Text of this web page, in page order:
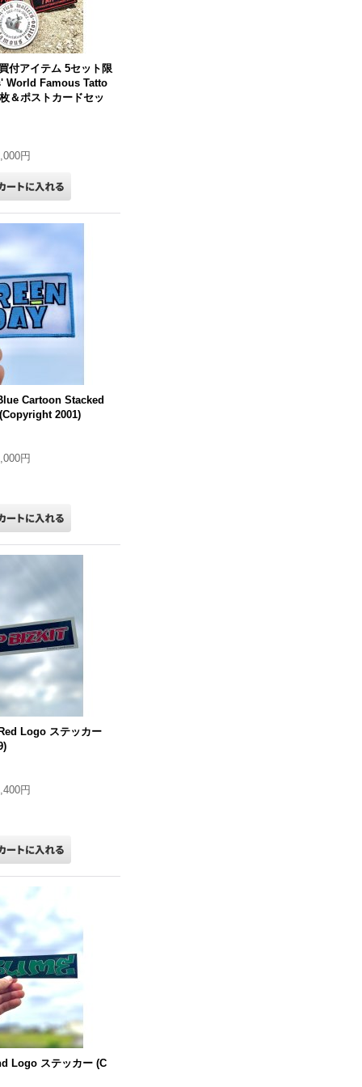
付アイテム 5セット限
World Famous Tatto
＆ポストカードセッ
円
Cartoon Stacked
2001)
円
Logo ステッカー
円
Logo ステッカー (C